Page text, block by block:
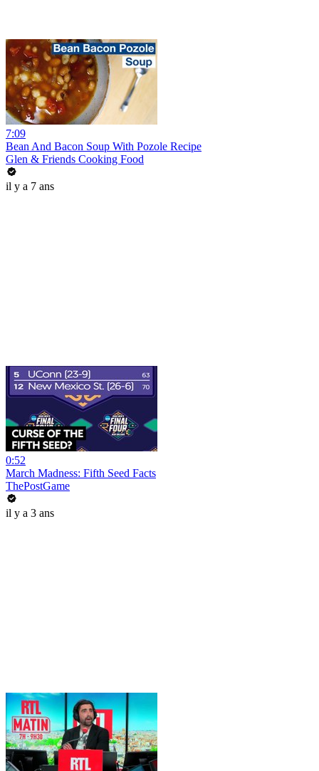
7:09
Bean And Bacon Soup With Pozole Recipe
Glen & Friends Cooking Food
il y a 7 ans
0:52
March Madness: Fifth Seed Facts
ThePostGame
il y a 3 ans